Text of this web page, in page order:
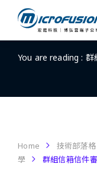
You are reading : 群
Home 技術部落格
學
群組信箱信件